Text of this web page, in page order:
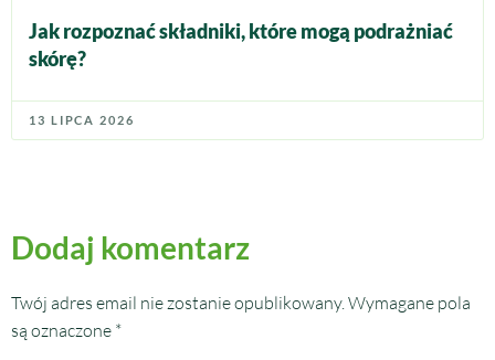
Jak rozpoznać składniki, które mogą podrażniać
skórę?
13 LIPCA 2026
Dodaj komentarz
Twój adres email nie zostanie opublikowany. Wymagane pola
są oznaczone *